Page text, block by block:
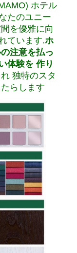
ホテル
たのユニー
を優雅に向
ています.ホ
注意を払っ
体験を 作り
独特のスタ
らします